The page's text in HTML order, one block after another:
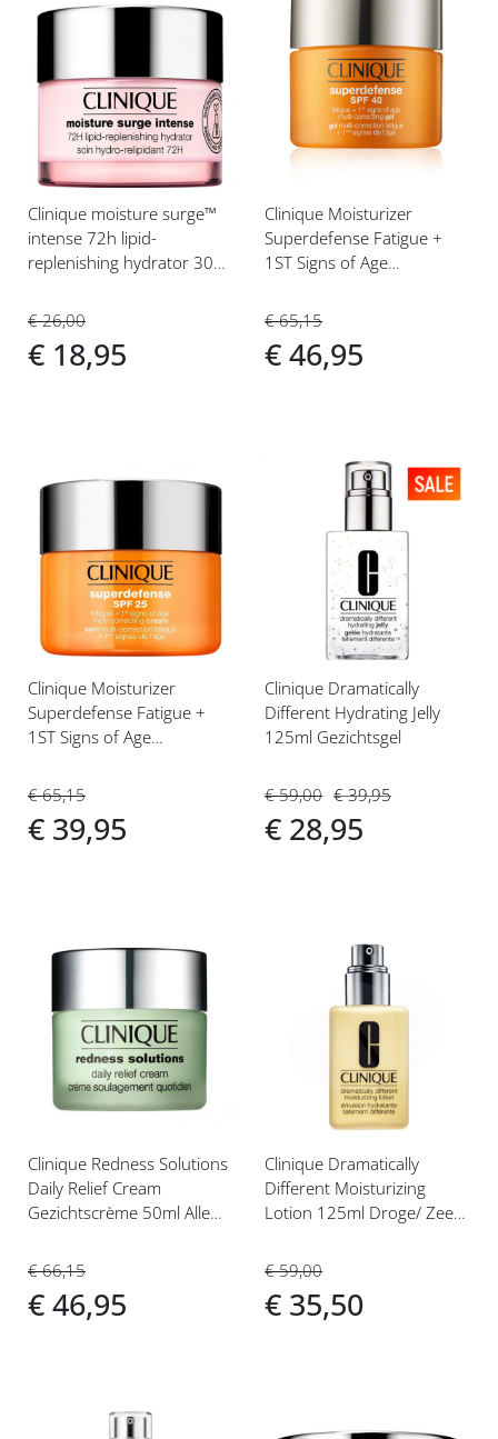
aan
verlanglijst
Clinique moisture surge™
intense 72h lipid-
replenishing hydrator 30ml
€ 26,00
€ 18,95
Voeg
toe
verlanglijst
Clinique Moisturizer
Superdefense Fatigue +
1ST Signs of Age
Gelcrème Alle Huidtypen
(1,2,3,4)
€ 65,15
€ 46,95
aan
verlanglijst
Clinique Moisturizer
Superdefense Fatigue +
1ST Signs of Age
50 ml Dagcrème
Gecombineerde/ Vette
Huid (3,4)
€ 65,15
€ 39,95
verlanglijst
Clinique Dramatically
Different Hydrating Jelly
125ml Gezichtsgel
€ 59,00
€ 28,95
€ 39,95
toe
aan
verlanglijst
Clinique Redness Solutions
Daily Relief Cream
Gezichtscrème 50ml Alle
€ 66,15
€ 46,95
verlanglijst
Clinique Dramatically
Different Moisturizing
Lotion 125ml Droge/ Zeer
Huid (1-2)
€ 59,00
€ 35,50